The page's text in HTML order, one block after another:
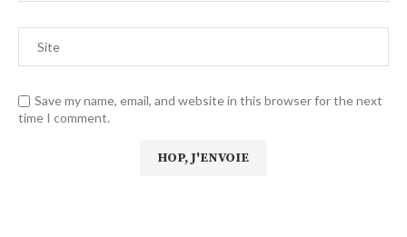
Save my name, email, and website in this browser for the next
time I comment.